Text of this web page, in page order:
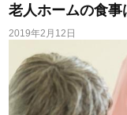
老人ホームの食事
2019年2月12日